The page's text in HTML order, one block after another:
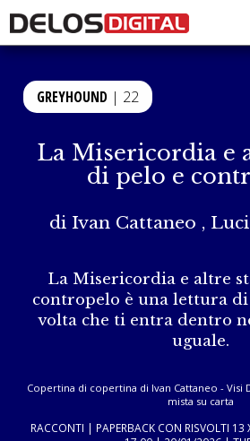
GREYHOUND | 22
La Misericordia e
di pelo e
di Ivan Cattaneo ,
La Misericordia e altre
contropelo è una lettura
volta che ti entra dentro
uguale.
Copertina di copertina di Ivan Cattaneo - Visi
mista su carta
RACCONTI | PAPERBACK CON RISVOLTI